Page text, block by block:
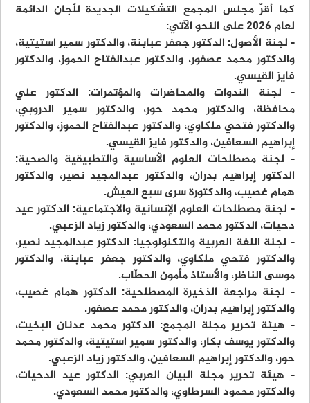
كما أقرّ مجلس المجمع التشكيلات الجديدة للّجان الدائمة
لعام 2026 على النحو الآتي:
- لجنة الأصول: الدكتور جعفر عبابنة، والدكتور سمير استيتية،
والدكتور محمد عصفور، والدكتور عبدالفتاح الحموز، والدكتور
فايز القيسي.
- لجنة الندوات والمحاضرات والمؤتمرات: الدكتور علي
محافظة، والدكتور محمد حور، والدكتور سمير الدروبي،
والدكتور فتحي ملكاوي، والدكتور عبدالفتاح الحموز، والدكتور
إبراهيم السعافين، والدكتور فايز القيسي.
- لجنة مصطلحات العلوم الأساسية والتطبيقية والصحية:
الدكتور إبراهيم بدران، والدكتور عبدالمجيد نصير، والدكتور
همام غصيب، والدكتورة سرى سبع العيش.
- لجنة مصطلحات العلوم الإنسانية والاجتماعية: الدكتور عيد
دحيات، الدكتور محمد السعودي، والدكتور زياد الزعبي.
- لجنة اللغة العربية والتكنولوجيا: الدكتور عبدالمجيد نصير،
والدكتور فتحي ملكاوي، والدكتور جعفر عبابنة، والدكتور
موسى الناظر، والأستاذ مأمون الحطّاب.
- لجنة مراجعة الذخيرة المصطلحية: الدكتور همام غصيب،
والدكتور إبراهيم بدران، والدكتور محمد عصفور.
- هيئة تحرير مجلة المجمع: الدكتور محمد عدنان البخيت،
والدكتور يوسف بكار، والدكتور سمير استيتية، والدكتور محمد
حور، والدكتور إبراهيم السعافين، والدكتور زياد الزعبي.
- هيئة تحرير مجلة البيان العربي: الدكتور عيد الدحيات،
والدكتور محمود السرطاوي، والدكتور محمد السعودي.